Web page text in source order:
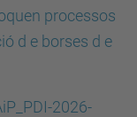
processos
d e borses d e
2026-